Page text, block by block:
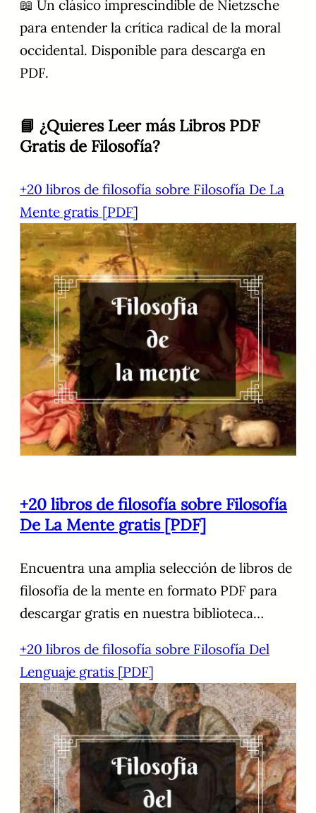
📖 Un clásico imprescindible de Nietzsche
para entender la crítica radical de la moral
occidental. Disponible para descarga en
PDF.
📘 ¿Quieres Leer más Libros PDF
Gratis de Filosofía?
+20 libros de filosofía sobre Filosofía De La
Mente gratis [PDF]
+20 libros de filosofía sobre Filosofía
De La Mente gratis [PDF]
Encuentra una amplia selección de libros de
filosofía de la mente en formato PDF para
descargar gratis en nuestra biblioteca…
+20 libros de filosofía sobre Filosofía Del
Lenguaje gratis [PDF]